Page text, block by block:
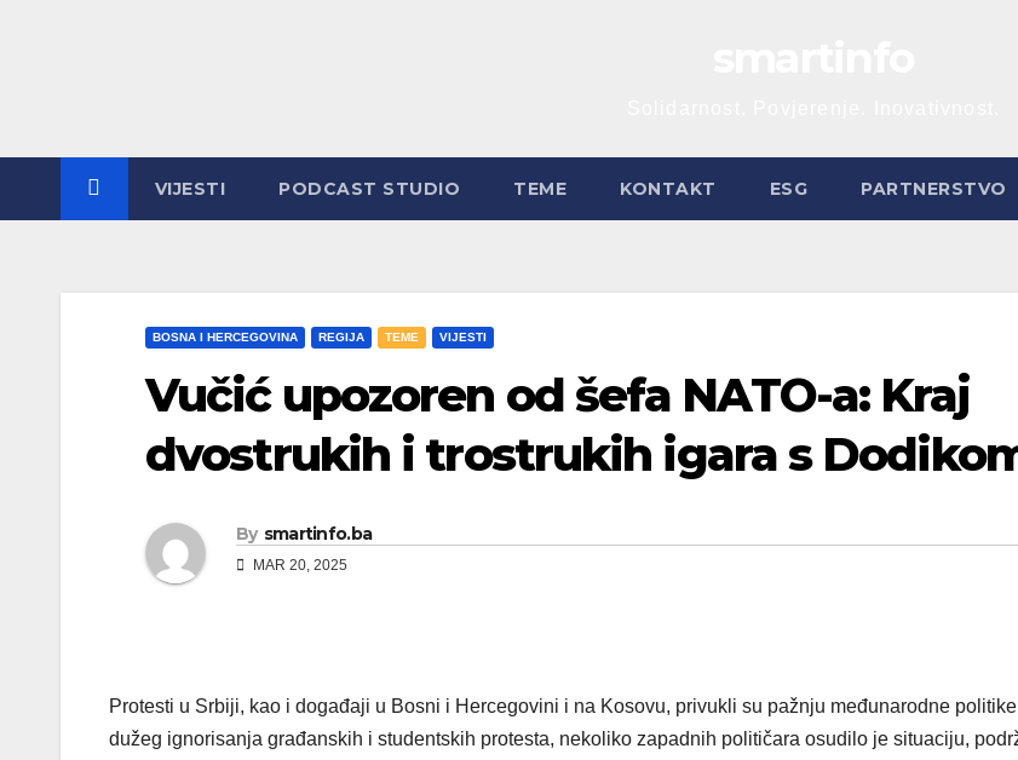
VIJESTI PODCAST STUDIO TEME KONTAKT ESG PARTNERSTVO
BOSNA I HERCEGOVINA REGIJA TEME VIJESTI
Vučić upozoren od šefa NATO-a: Kraj
dvostrukih i trostrukih igara s
By smartinfo.ba
MAR 20, 2025
Protesti u Srbiji, kao i događaji u Bosni i Hercegovini i na Kosovu, privukli su pažnju međunarodne
dužeg ignorisanja građanskih i studentskih protesta, nekoliko zapadnih političara osudilo je situaciju,